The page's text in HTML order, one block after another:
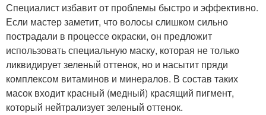
Специалист избавит от проблемы быстро и эффективно.
Если мастер заметит, что волосы слишком сильно
пострадали в процессе окраски, он предложит
использовать специальную маску, которая не только
ликвидирует зеленый оттенок, но и насытит пряди
комплексом витаминов и минералов. В состав таких
масок входит красный (медный) красящий пигмент,
который нейтрализует зеленый оттенок.